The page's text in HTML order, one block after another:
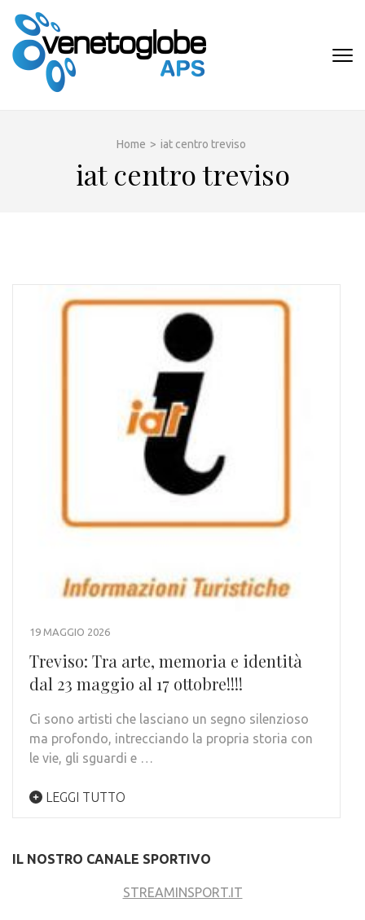
contenuto
(premi
Home > iat centro treviso
iat centro treviso
19 MAGGIO 2026
Treviso: Tra arte, memoria e identità
dal 23 maggio al 17 ottobre!!!!
Ci sono artisti che lasciano un segno silenzioso
ma profondo, intrecciando la propria storia con
le vie, gli sguardi e …
LEGGI TUTTO
IL NOSTRO CANALE SPORTIVO
STREAMINSPORT.IT